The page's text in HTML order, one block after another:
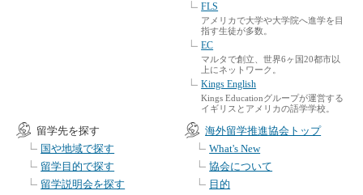
FLS
アメリカで大学や大学院へ進学を目
指す生徒が多数。
EC
マルタで創立、世界6ヶ国20都市以
上にネットワーク。
Kings English
Kings Educationグループが運営する
イギリスとアメリカの語学学校。
留学先を探す
国や地域で探す
留学目的で探す
留学説明会を探す
海外留学推進協会トップ
What's New
協会について
目的